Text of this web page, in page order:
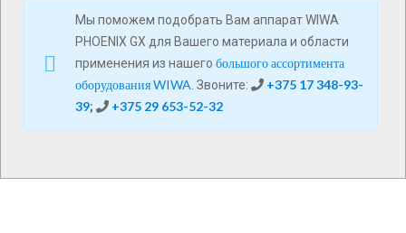
Мы поможем подобрать Вам аппарат WIWA
PHOENIX GX для Вашего материала и области
применения из нашего большого ассортимента
оборудования WIWA . Звоните:
+375 17 348-93-
39; +375 29 653-52-32